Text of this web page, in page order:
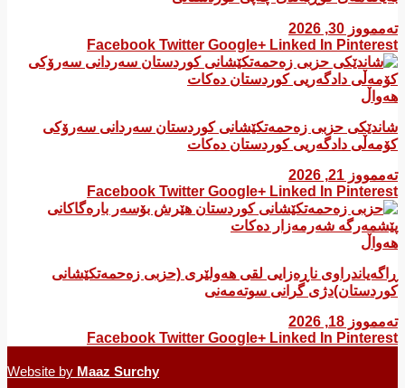
تەممووز 30, 2026
Facebook Twitter Google+ Linked In Pinterest
هەواڵ
شاندێکی حزبی زەحمەتکێشانی کوردستان سەردانی سەرۆکی
کۆمەڵی دادگەریی کوردستان دەکات
تەممووز 21, 2026
Facebook Twitter Google+ Linked In Pinterest
هەواڵ
ڕاگەیاندراوی ناڕەزایی لقی هەولێری (حزبی زەحمەتکێشانی
کوردستان)دژی گرانی سوتەمەنی
تەممووز 18, 2026
Facebook Twitter Google+ Linked In Pinterest
Website by Maaz Surchy